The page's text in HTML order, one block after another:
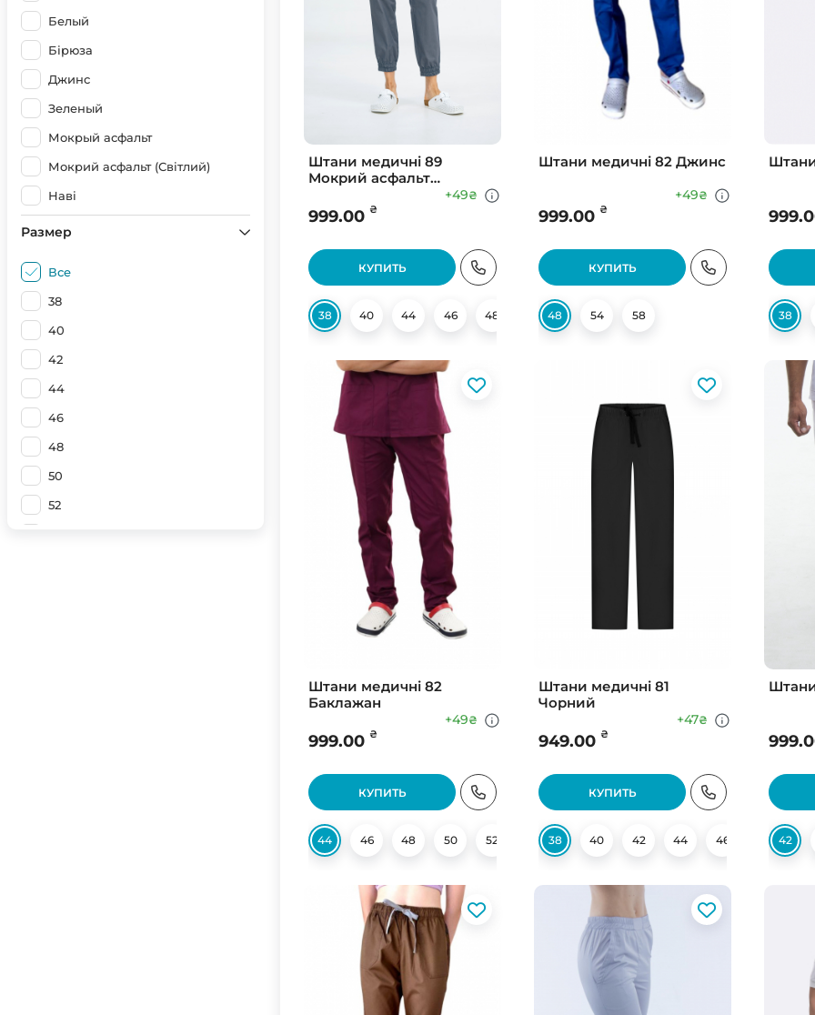
Белый
Бірюза
Джинс
Зеленый
Мокрый асфальт
Мокрий асфальт (Світлий)
Наві
Размер
Все
38
40
42
44
46
48
50
52
Штани медичні 89
Мокрий асфальт
999.00 ₴
+49₴
КУПИТЬ
38 40 44 46 48 50 52
Штани медичні 82 Джинс
999.00 ₴
+49₴
КУПИТЬ
48 54 58 38
Штани медичні 82
Баклажан
999.00 ₴
+49₴
КУПИТЬ
44 46 48 50 52
Штани медичні 81
Чорний
949.00 ₴
+47₴
КУПИТЬ
38 40 42 44 46 48 50
42